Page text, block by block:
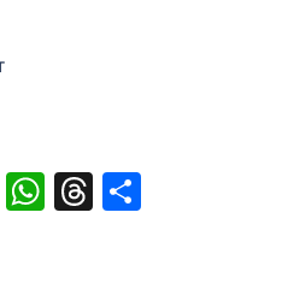
Bluesky
WhatsApp
Threads